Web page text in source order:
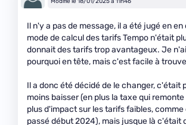
Il n'y a pas de message, il a été jugé en
mode de calcul des tarifs Tempo n'était
donnait des tarifs trop avantageux. Je
pourquoi en tête, mais c'est facile à
Il a donc été décidé de le changer, c'était
moins baisser (en plus la taxe qui
plus d'impact sur les tarifs faibles,
passé début 2024), mais jusque là c'était